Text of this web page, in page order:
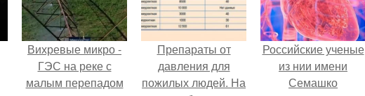
Вихревые микро -
ГЭС на реке с
малым перепадом
Препараты от
давления для
пожилых людей. На
Российские ученые
из нии имени
Семашко